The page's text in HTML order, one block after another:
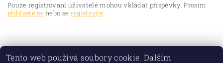
Pouze registrovaní uživatelé mohou vkládat příspěvky. Prosím
přihlaste senebo se registrujte.
Tento web používá soubory cookie. Dalším